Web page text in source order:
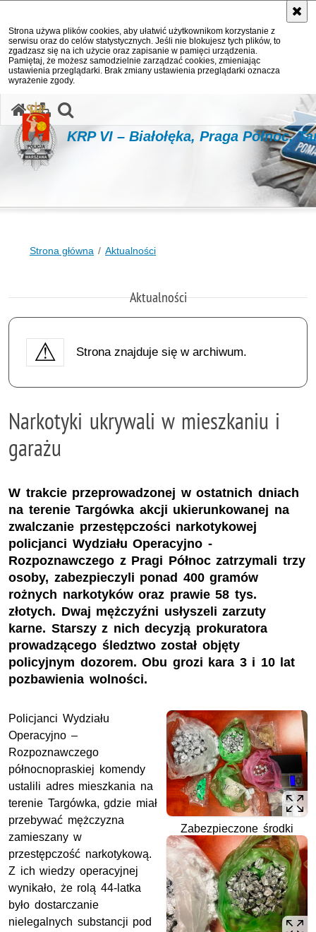
Strona używa plików cookies, aby ułatwić użytkownikom korzystanie z
serwisu oraz do celów statystycznych. Jeśli nie blokujesz tych plików, to
zgadzasz się na ich użycie oraz zapisanie w pamięci urządzenia.
Pamiętaj, że możesz samodzielnie zarządzać cookies, zmieniając
ustawienia przeglądarki. Brak zmiany ustawienia przeglądarki oznacza
wyrażenie zgody.
KRP VI – Białołęka, Praga Północ,
Strona główna Aktualności
Aktualności
Strona znajduje się w archiwum.
Narkotyki ukrywali w mieszkaniu i
garażu
W trakcie przeprowadzonej w ostatnich dniach
na terenie Targówka akcji ukierunkowanej na
zwalczanie przestępczości narkotykowej
policjanci Wydziału Operacyjno -
Rozpoznawczego z Pragi Północ zatrzymali trzy
osoby, zabezpieczyli ponad 400 gramów
rożnych narkotyków oraz prawie 58 tys.
złotych. Dwaj mężczyźni usłyszeli zarzuty
karne. Starszy z nich decyzją prokuratora
prowadzącego śledztwo został objęty
policyjnym dozorem. Obu grozi kara 3 i 10 lat
pozbawienia wolności.
Zabezpieczone środki
Policjanci Wydziału
Operacyjno –
Rozpoznawczego
północnopraskiej komendy
ustalili adres mieszkania na
terenie Targówka, gdzie miał
przebywać mężczyzna
zamieszany w
przestępczość narkotykową.
Z ich wiedzy operacyjnej
wynikało, że rolą 44-latka
było dostarczanie
nielegalnych substancji pod